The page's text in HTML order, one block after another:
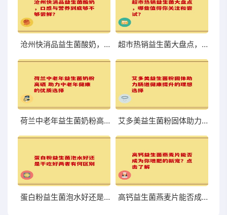
沧州快消品益生菌酸奶，口感与营养到底够不够尝鲜？ 超市热销益生菌大盘点，哪些值得你关注和尝试？
荷兰中老年益生菌奶粉高硒 助力中老年健康的优质选择 艾多美益生菌粉固体助力肠道健康提升的理想选择
蛋白粉益生菌泡水好还是干吃好两者有何区别 高钙益生菌燕麦片能否成为你增肥的新宠？点击了解